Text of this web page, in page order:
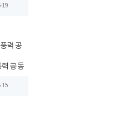
19
공동
15